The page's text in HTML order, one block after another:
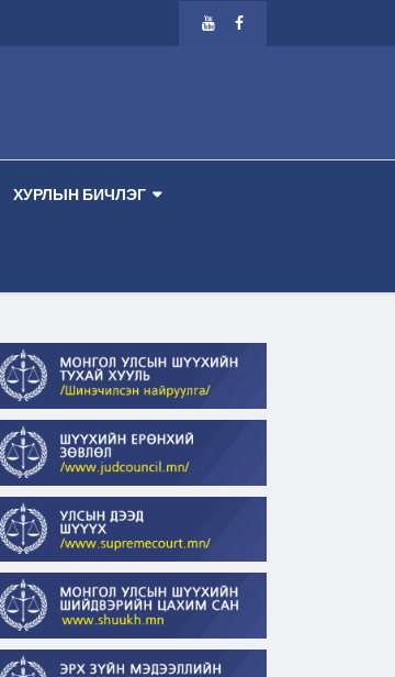
-- ШҮҮХ ХУРАЛДААНЫ ЗАР 2026.08.13 ПҮРЭВ ГАРАГ 2
ХУРЛЫН БИЧЛЭГ